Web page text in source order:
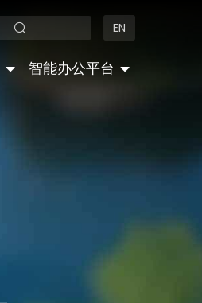
EN
智能办公平台